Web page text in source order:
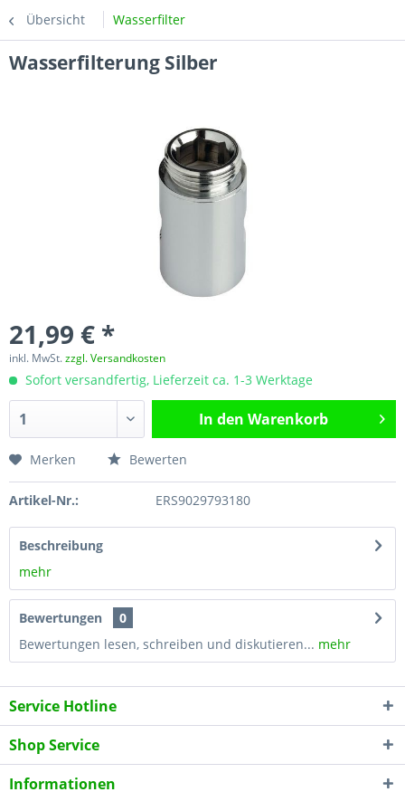
Übersicht Wasserfilter
Wasserfilterung Silber
21,99 € *
inkl. MwSt.zzgl. Versandkosten
Sofort versandfertig, Lieferzeit ca. 1-3 Werktage
In den Warenkorb
Merken Bewerten
Artikel-Nr.: ERS9029793180
Beschreibung
mehr
Bewertungen
0
Bewertungen lesen, schreiben und diskutieren... mehr
Service Hotline
Shop Service
Informationen